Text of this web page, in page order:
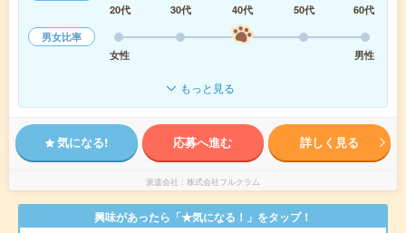
20代
30代 40代 50代
60代
男女比率
女性
男性
もっと見る
気になる! 応募へ進む 詳しく見る
派遣会社 株式会社フルクラム
興味があったら「★気になる！」をタップ！